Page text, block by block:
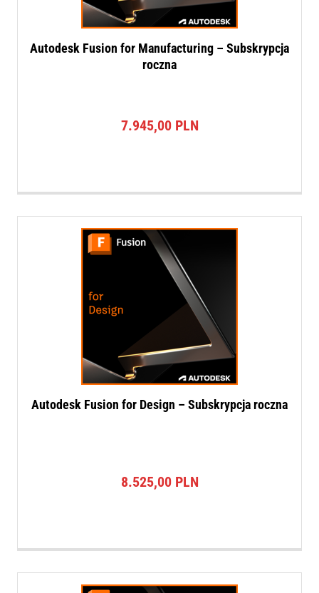
Autodesk Fusion for Manufacturing – Subskrypcja
roczna
7.945,00 PLN
Autodesk Fusion for Design – Subskrypcja roczna
8.525,00 PLN